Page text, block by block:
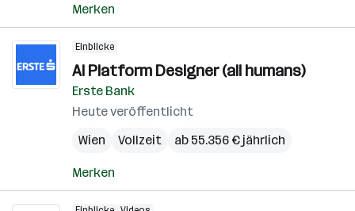
Merken
Einblicke
AI Platform Designer (all humans)
Erste Bank
Heute veröffentlicht
Wien
Vollzeit ab 55.356 € jährlich
Merken